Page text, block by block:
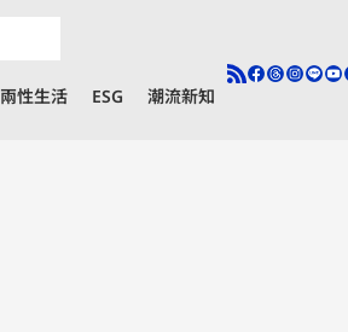
兩性生活 ESG 潮流新知